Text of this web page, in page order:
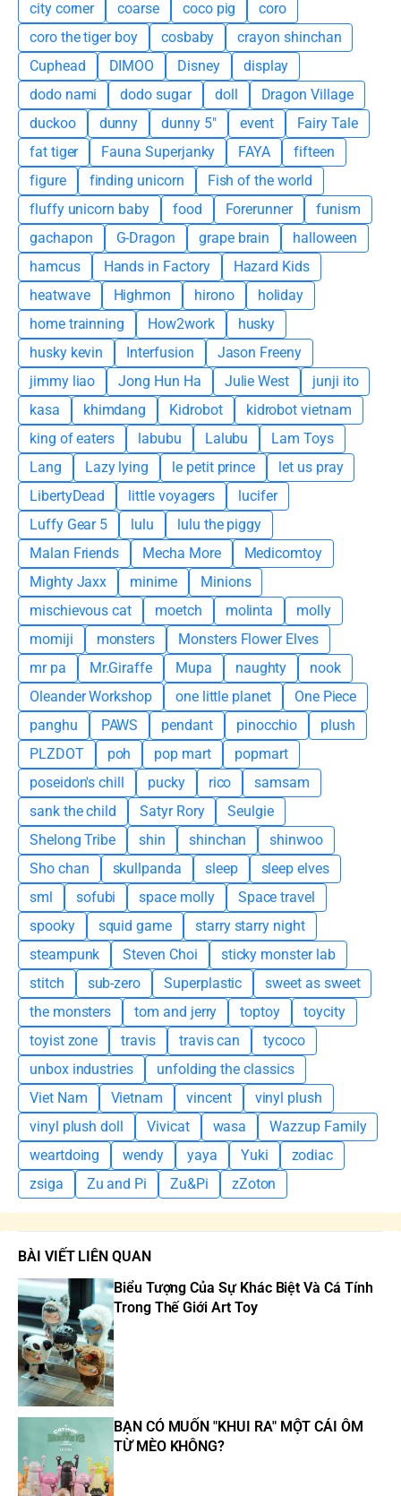
city corner coarse coco pig
coro
coro the tiger boy
cosbaby
crayon shinchan
Cuphead
DIMOO Disney
display
dodo nami
dodo sugar doll
Dragon Village
duckoo
dunny dunny 5" event
Fairy Tale
fat tiger
Fauna Superjanky FAYA
fifteen
figure
finding unicorn
Fish of the world
fluffy unicorn baby
food Forerunner
funism
gachapon
G-Dragon grape brain
halloween
hamcus
Hands in Factory
Hazard Kids
heatwave
Highmon hirono
holiday
home trainning
How2work
husky
husky kevin
Interfusion
Jason Freeny
jimmy liao
Jong Hun Ha Julie West
junji ito
kasa
khimdang Kidrobot
kidrobot vietnam
king of eaters
labubu Lalubu
Lam Toys
Lang
Lazy lying le petit prince
let us pray
LibertyDead
little voyagers
lucifer
Luffy Gear 5
lulu
lulu the piggy
Malan Friends
Mecha More
Medicomtoy
Mighty Jaxx
minime
Minions
mischievous cat
moetch molinta
molly
momiji
monsters
Monsters Flower Elves
mr pa
Mr.Giraffe Mupa naughty
nook
Oleander Workshop
one little planet
One Piece
panghu
PAWS pendant pinocchio
plush
PLZDOT
poh pop mart
popmart
poseidon's chill
pucky rico
samsam
sank the child
Satyr Rory
Seulgie
Shelong Tribe
shin shinchan
shinwoo
Sho chan
skullpanda sleep
sleep elves
sml
sofubi space molly
Space travel
spooky
squid game
starry starry night
steampunk
Steven Choi
sticky monster lab
stitch
sub-zero Superplastic
sweet as sweet
the monsters
tom and jerry toptoy
toycity
toyist zone
travis travis can
tycoco
unbox industries
unfolding the classics
Viet Nam
Vietnam vincent
vinyl plush
vinyl plush doll
Vivicat wasa
Wazzup Family
weartdoing
wendy yaya Yuki
zodiac
zsiga
Zu and Pi Zu&Pi zZoton
BÀI VIẾT LIÊN QUAN
Biểu Tượng Của Sự Khác Biệt Và Cá Tính
Trong Thế Giới Art Toy
BẠN CÓ MUỐN "KHUI RA" MỘT CÁI ÔM
TỪ MÈO KHÔNG?